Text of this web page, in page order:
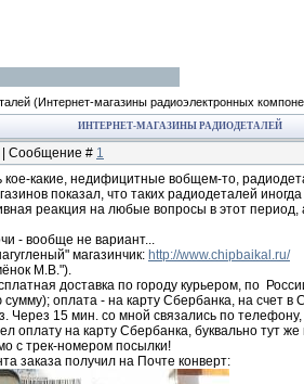
(Интернет-магазины радиоэлектронных
ИНТЕРНЕТ-МАГАЗИНЫ РАДИОДЕТАЛЕЙ
| Сообщение # 1
какие, недифицитные вобщем-то,
показал, что таких радиодеталей
реакция на любые вопросы в этот
- вообще не вариант...
магазинчик: http://www.chipbaikal.ru/
М.В.").
доставка по городу курьером, по
оплата - на карту Сбербанка, на счет
Через 15 мин. со мной связались по
оплату на карту Сбербанка, буквально тут
с трек-номером посылки!
заказа получил на Почте конверт: